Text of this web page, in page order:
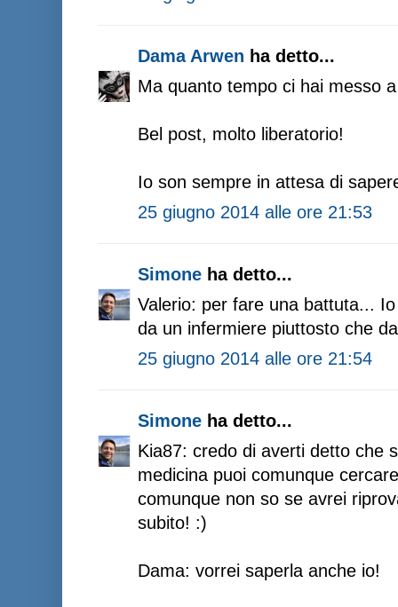
Dama Arwen ha detto...
Ma quanto tempo ci hai messo
Bel post, molto liberatorio!
Io son sempre in attesa di
25 giugno 2014 alle ore 21:53
Simone ha detto...
Valerio: per fare una battuta...
da un infermiere piuttosto che
25 giugno 2014 alle ore 21:54
Simone ha detto...
Kia87: credo di averti detto che
medicina puoi comunque
comunque non so se avrei
subito! :)
Dama: vorrei saperla anche io!